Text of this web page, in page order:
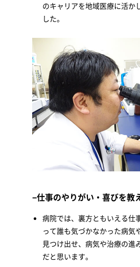
のキャリアを地域医療に活か
した。
仕事のやりがい・喜びを教
病院では、裏方ともいえる仕
って誰も気づかなかった病気
見つけ出せ、病気や治療の進
だと思います。